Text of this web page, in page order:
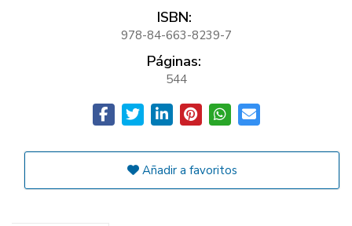
ISBN:
978-84-663-8239-7
Páginas:
544
Añadir a favoritos